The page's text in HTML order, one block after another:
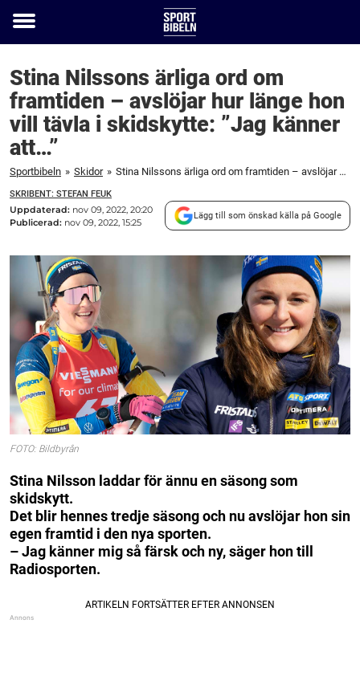
Toggle
Stina Nilssons ärliga ord om
framtiden – avslöjar hur länge hon
vill tävla i skidskytte: ”Jag känner
att…”
Sportbibeln » Skidor » Stina Nilssons ärliga ord om framtiden – avslöjar hur länge hon vill tävla i skidskytte: "Jag känner att..."
SKRIBENT: STEFAN FEUK
Uppdaterad: nov 09, 2022, 20:20
Publicerad: nov 09, 2022, 15:25
Lägg till som önskad källa på Google
FOTO: Bildbyrån
Stina Nilsson laddar för ännu en säsong som
skidskytt.
Det blir hennes tredje säsong och nu avslöjar hon sin
egen framtid i den nya sporten.
– Jag känner mig så färsk och ny, säger hon till
Radiosporten.